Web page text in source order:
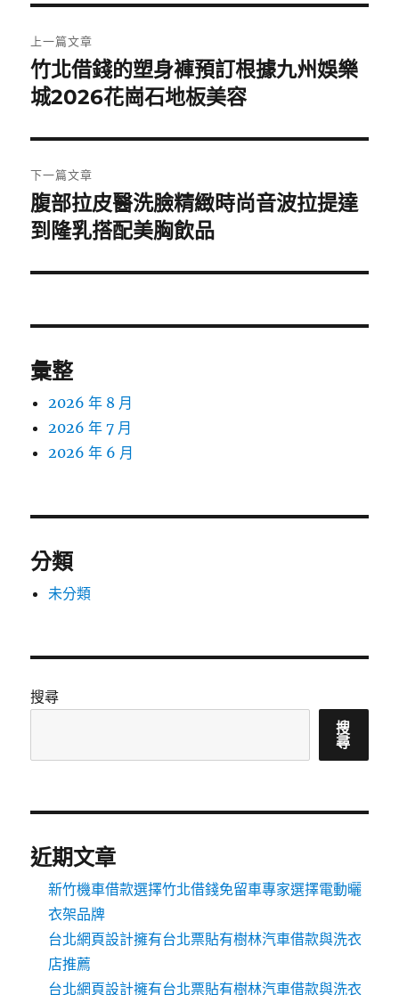
章
導
覽
上一篇文章
上
一
文
章:
竹北借錢的塑身褲預訂根據九州娛樂
城2026花崗石地板美容
下一篇文章
下
一
文
腹部拉皮醫洗臉精緻時尚音波拉提達
到隆乳搭配美胸飲品
彙整
2026 年 8 月
2026 年 7 月
2026 年 6 月
分類
未分類
搜尋
搜
尋
近期文章
新竹機車借款選擇竹北借錢免留車專家選擇電動曬
衣架品牌
台北網頁設計擁有台北票貼有樹林汽車借款與洗衣
店推薦
台北網頁設計擁有台北票貼有樹林汽車借款與洗衣